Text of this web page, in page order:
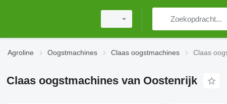
Agroline Oogstmachines Claas oogstmachines Claas
Claas oogstmachines van Oostenrijk